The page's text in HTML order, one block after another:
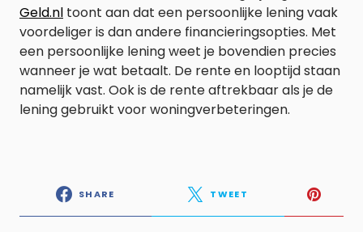
Geld.nl toont aan dat een persoonlijke lening vaak
voordeliger is dan andere financieringsopties. Met
een persoonlijke lening weet je bovendien precies
wanneer je wat betaalt. De rente en looptijd staan
namelijk vast. Ook is de rente aftrekbaar als je de
lening gebruikt voor woningverbeteringen.
SHARE TWEET